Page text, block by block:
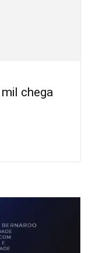
chega